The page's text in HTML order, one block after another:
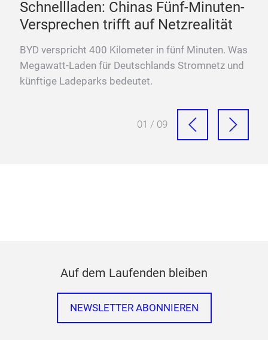
Schnellladen: Chinas Fünf-Minuten-
Versprechen trifft auf Netzrealität
BYD verspricht 400 Kilometer in fünf Minuten. Was
Megawatt-Laden für Deutschlands Stromnetz und
künftige Ladeparks bedeutet.
01 / 09
Auf dem Laufenden bleiben
NEWSLETTER ABONNIEREN